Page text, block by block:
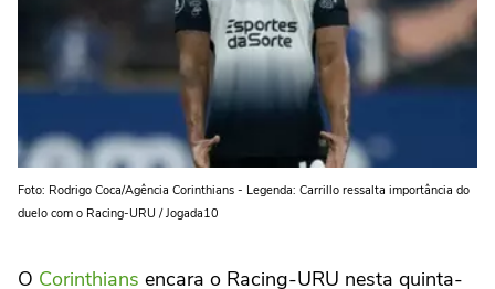
Foto: Rodrigo Coca/Agência Corinthians - Legenda: Carrillo ressalta importância do
duelo com o Racing-URU / Jogada10
O Corinthians encara o Racing-URU nesta quinta-